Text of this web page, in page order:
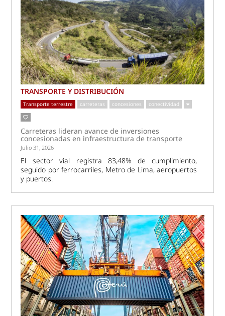
TRANSPORTE Y DISTRIBUCIÓN
Transporte terrestre carreteras concesiones conectividad
Carreteras lideran avance de inversiones
concesionadas en infraestructura de transporte
Julio 31, 2026
El sector vial registra 83,48% de cumplimiento,
seguido por ferrocarriles, Metro de Lima, aeropuertos
y puertos.